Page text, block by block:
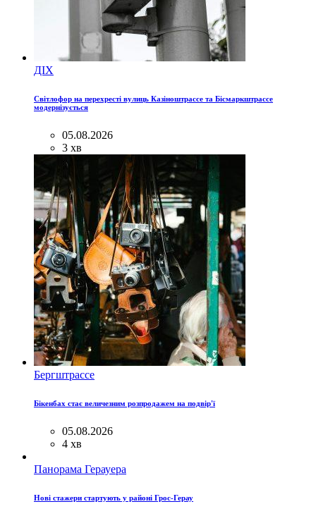
ДІХ
Світлофор на перехресті вулиць Казіноштрассе та Бісмаркштрассе
модернізується
05.08.2026
3 хв
Бергштрассе
Бікенбах стає величезним розпродажем на подвір'ї
05.08.2026
4 хв
Панорама Герауера
Нові стажери стартують у районі Грос-Герау